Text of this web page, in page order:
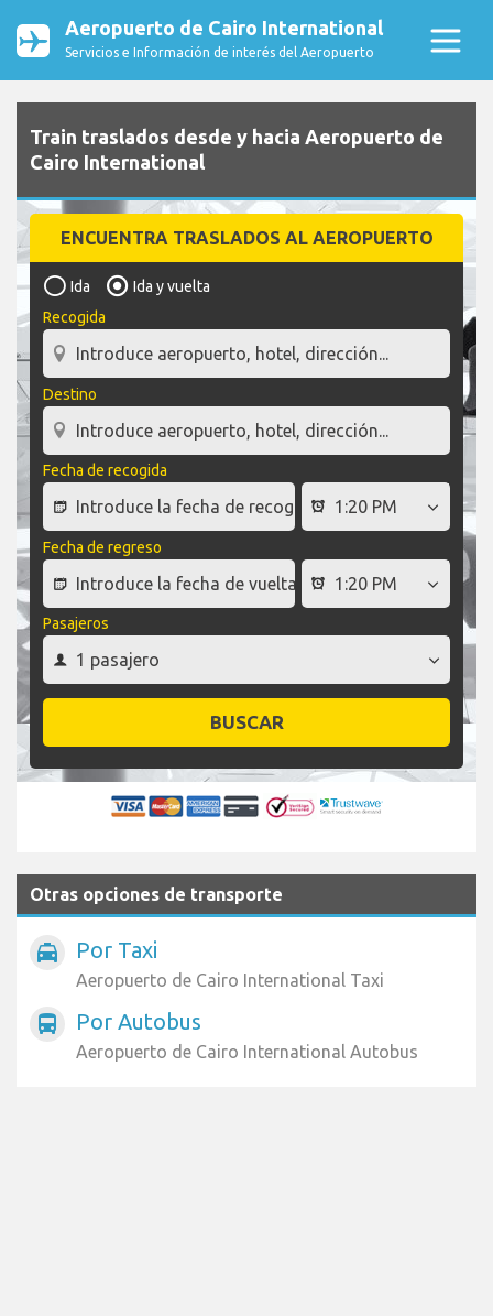
Aeropuerto de Cairo International
Servicios e Información de interés del Aeropuerto
Train traslados desde y hacia Aeropuerto de
Cairo International
ENCUENTRA TRASLADOS AL AEROPUERTO
Ida
Ida y vuelta
Recogida
Destino
Fecha de recogida
Fecha de regreso
Pasajeros
BUSCAR
Otras opciones de transporte
local_taxi Por Taxi
Aeropuerto de Cairo International Taxi
directions_bus Por Autobus
Aeropuerto de Cairo International Autobus